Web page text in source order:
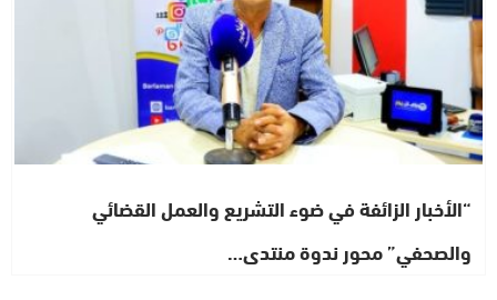
“الأخبار الزائفة في ضوء التشريع والعمل القضائي
والصحفي” محور ندوة منتدى…